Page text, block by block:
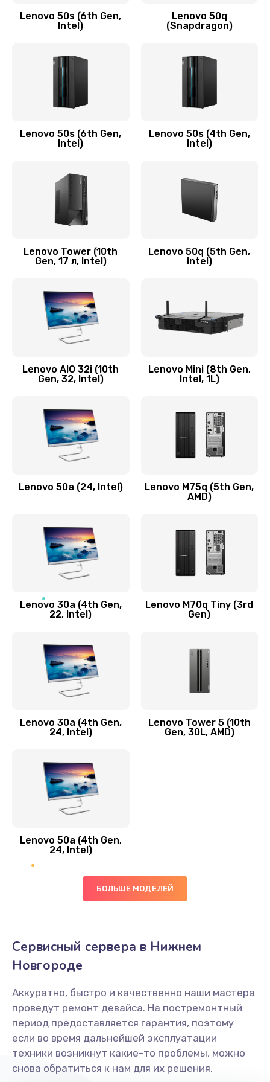
Заказать
Замена модуля HDMI
590 руб.
Замена задней крышки устройства
Замена микросхемы (звук, контроллер,
процессор)
Замена кнопки включения/выключения
Заказать
600 руб.
Чистка от пыли или влаги
Ремонт элементов корпуса
Заказать
450 руб.
Ремонт цепей питания платы
Восстановление дорожек платы
Заказать
Замена слухового динамика
350 руб.
Заказать
Lenovo 50s (6th Gen,
Intel)
Lenovo 50q
(Snapdragon)
Lenovo 50s (6th Gen,
Intel)
Lenovo 50s (4th Gen,
Intel)
Lenovo Tower (10th
Gen, 17 л, Intel)
Lenovo 50q (5th Gen,
Intel)
Lenovo AIO 32i (10th
Gen, 32, Intel)
Lenovo Mini (8th Gen,
Intel, 1L)
Lenovo 50a (24, Intel)
Lenovo M75q (5th Gen,
AMD)
Lenovo 30a (4th Gen,
22, Intel)
Lenovo M70q Tiny (3rd
Gen)
Lenovo 30a (4th Gen,
24, Intel)
Lenovo Tower 5 (10th
Gen, 30L, AMD)
Lenovo 50a (4th Gen,
24, Intel)
БОЛЬШЕ МОДЕЛЕЙ
Сервисный сервера в Нижнем
Новгороде
Аккуратно, быстро и качественно наши мастера
проведут ремонт девайса. На постремонтный
период предоставляется гарантия, поэтому
если во время дальнейшей эксплуатации
техники возникнут какие-то проблемы, можно
снова обратиться к нам для их решения.